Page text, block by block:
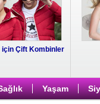
için Çift Kombinler
Yaşam